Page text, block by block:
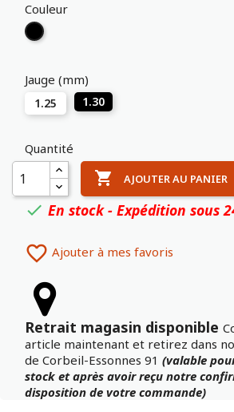
Couleur
Noir
Jauge (mm)
1.25 1.30
Quantité
 AJOUTER AU PANIER
 En stock - Expédition sous
 Ajouter à mes favoris
Retrait magasin disponible
article maintenant et retirez dans
de Corbeil-Essonnes 91 (valable
stock et après avoir reçu notre
disposition de votre commande)